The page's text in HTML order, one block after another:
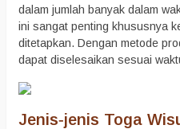
dalam jumlah banyak dalam
ini sangat penting khususnya
ditetapkan. Dengan metode
dapat diselesaikan sesuai
Jenis‑jenis Toga